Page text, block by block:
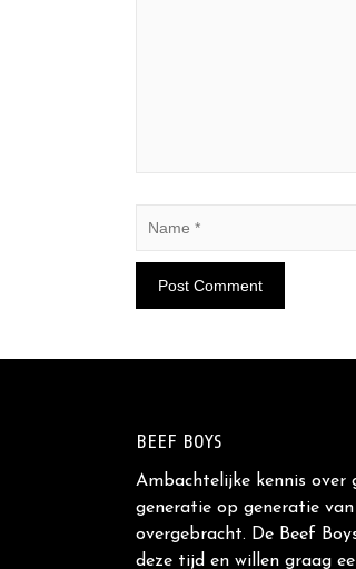
BEEF BOYS
Ambachtelijke kennis over
generatie op generatie
overgebracht. De Beef
deze tijd en willen graag